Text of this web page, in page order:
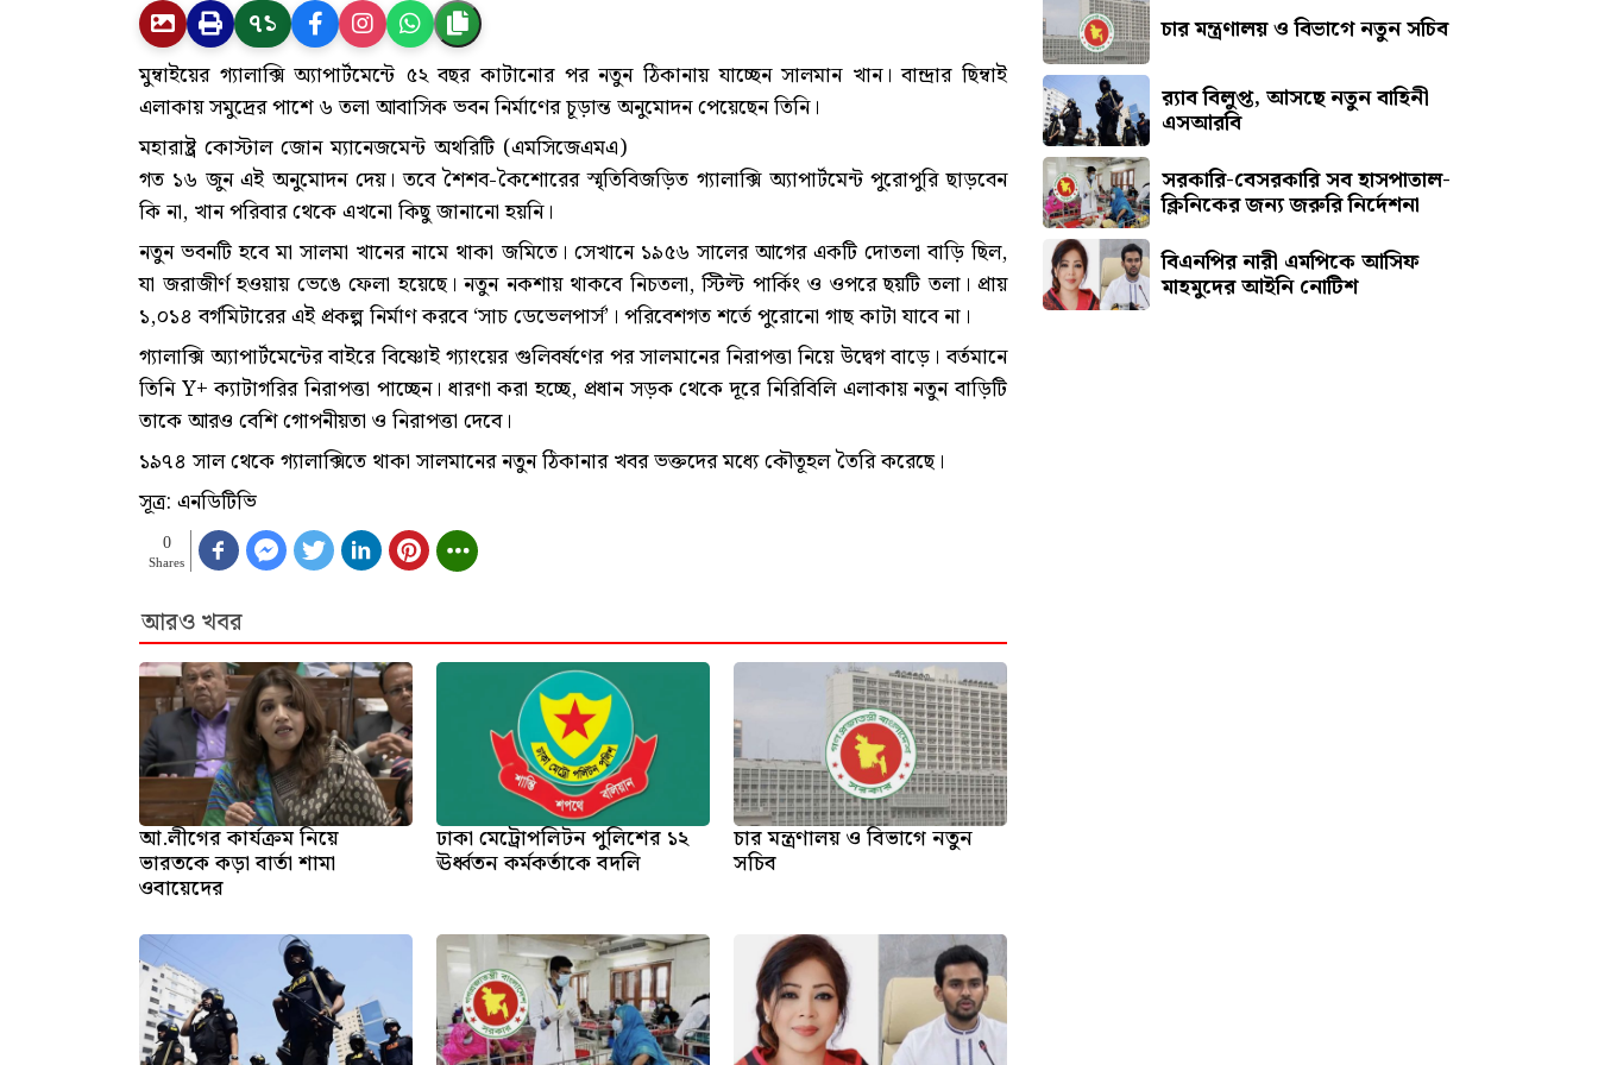
৭১
মুম্বাইয়ের গ্যালাক্সি অ্যাপার্টমেন্টে ৫২ বছর কাটানোর পর নতুন ঠিকানায় যাচ্ছেন সালমান খান। বান্দ্রার ছিম্বাই
এলাকায় সমুদ্রের পাশে ৬ তলা আবাসিক ভবন নির্মাণের চূড়ান্ত অনুমোদন পেয়েছেন তিনি।
মহারাষ্ট্র কোস্টাল জোন ম্যানেজমেন্ট অথরিটি (এমসিজেএমএ)
গত ১৬ জুন এই অনুমোদন দেয়। তবে শৈশব-কৈশোরের স্মৃতিবিজড়িত গ্যালাক্সি অ্যাপার্টমেন্ট পুরোপুরি ছাড়বেন
কি না, খান পরিবার থেকে এখনো কিছু জানানো হয়নি।
নতুন ভবনটি হবে মা সালমা খানের নামে থাকা জমিতে। সেখানে ১৯৫৬ সালের আগের একটি দোতলা বাড়ি ছিল,
যা জরাজীর্ণ হওয়ায় ভেঙে ফেলা হয়েছে। নতুন নকশায় থাকবে নিচতলা, স্টিল্ট পার্কিং ও ওপরে ছয়টি তলা। প্রায়
১,০১৪ বর্গমিটারের এই প্রকল্প নির্মাণ করবে ‘সাচ ডেভেলপার্স’। পরিবেশগত শর্তে পুরোনো গাছ কাটা যাবে না।
গ্যালাক্সি অ্যাপার্টমেন্টের বাইরে বিষ্ণোই গ্যাংয়ের গুলিবর্ষণের পর সালমানের নিরাপত্তা নিয়ে উদ্বেগ বাড়ে। বর্তমানে
তিনি Y+ ক্যাটাগরির নিরাপত্তা পাচ্ছেন। ধারণা করা হচ্ছে, প্রধান সড়ক থেকে দূরে নিরিবিলি এলাকায় নতুন বাড়িটি
তাকে আরও বেশি গোপনীয়তা ও নিরাপত্তা দেবে।
১৯৭৪ সাল থেকে গ্যালাক্সিতে থাকা সালমানের নতুন ঠিকানার খবর ভক্তদের মধ্যে কৌতূহল তৈরি করেছে।
সূত্র: এনডিটিভি
0
Shares
আরও খবর
আ.লীগের কার্যক্রম নিয়ে
ভারতকে কড়া বার্তা শামা
ওবায়েদের
ঢাকা মেট্রোপলিটন পুলিশের ১২
ঊর্ধ্বতন কর্মকর্তাকে বদলি
চার মন্ত্রণালয় ও বিভাগে নতুন
সচিব
চার মন্ত্রণালয় ও বিভাগে নতুন সচিব
র‍্যাব বিলুপ্ত, আসছে নতুন বাহিনী
এসআরবি
সরকারি-বেসরকারি সব হাসপাতাল-
ক্লিনিকের জন্য জরুরি নির্দেশনা
বিএনপির নারী এমপিকে আসিফ
মাহমুদের আইনি নোটিশ